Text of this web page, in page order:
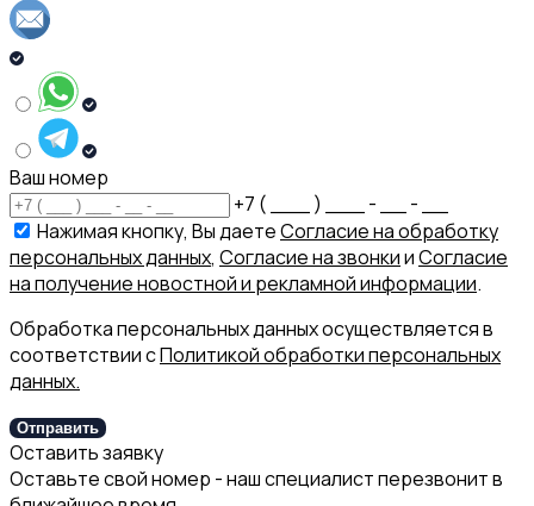
Ваш номер
+7 ( ___ ) ___ - __ - __
Нажимая кнопку, Вы даетеСогласие на обработку
персональных данных, Согласие на звонкииСогласие
на получение новостной и рекламной информации.
Обработка персональных данных осуществляется в
соответствии сПолитикой обработки персональных
данных.
Отправить
Оставить заявку
Оставьте свой номер - наш специалист перезвонит в